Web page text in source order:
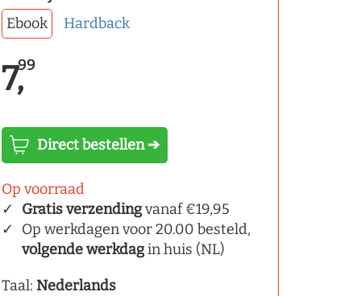
Ebook
Hardback
7,99
Direct bestellen ➔
Op voorraad
Gratis verzendingvanaf €19,95
Op werkdagen voor 20.00 besteld,
volgende werkdagin huis (NL)
Taal: Nederlands